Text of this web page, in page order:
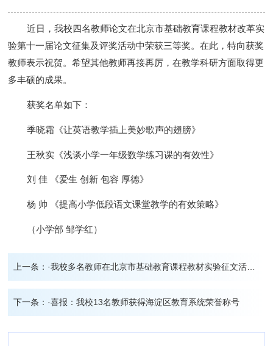
近日，我校四名教师论文在北京市基础教育课程教材改革实
验第十一届论文征集及评奖活动中荣获三等奖。在此，特向获奖
教师表示祝贺。希望其他教师再接再厉，在教学科研方面取得更
多丰硕的成果。
获奖名单如下：
季晓霜《让英语教学插上美妙歌声的翅膀》
王秋实《浅谈小学一年级数学练习课的有效性》
刘 佳 《爱生 创新 包容 厚德》
杨 帅 《提高小学低段语文课堂教学的有效策略》
（小学部 邹学红）
上一条： ·我校多名教师在北京市基础教育课程教材实验征文活动中获奖
下一条： ·喜报：我校13名教师获得海淀区教育系统荣誉称号